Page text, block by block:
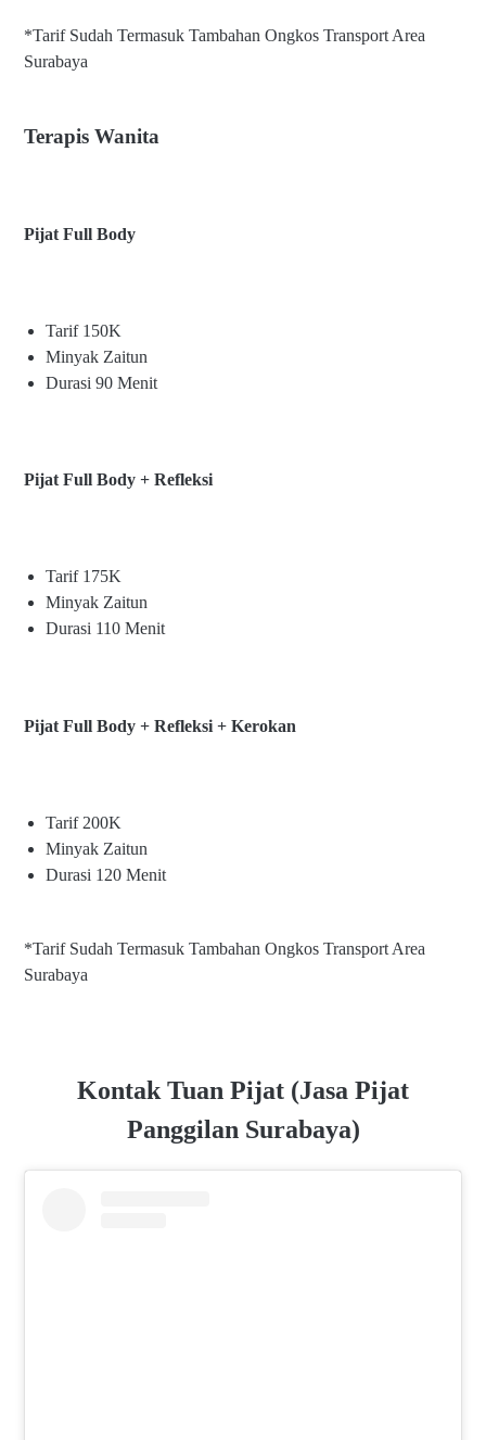
*Tarif Sudah Termasuk Tambahan Ongkos Transport Area
Surabaya
Terapis Wanita
Pijat Full Body
Tarif 150K
Minyak Zaitun
Durasi 90 Menit
Pijat Full Body + Refleksi
Tarif 175K
Minyak Zaitun
Durasi 110 Menit
Pijat Full Body + Refleksi + Kerokan
Tarif 200K
Minyak Zaitun
Durasi 120 Menit
*Tarif Sudah Termasuk Tambahan Ongkos Transport Area
Surabaya
Kontak Tuan Pijat (Jasa Pijat
Panggilan Surabaya)